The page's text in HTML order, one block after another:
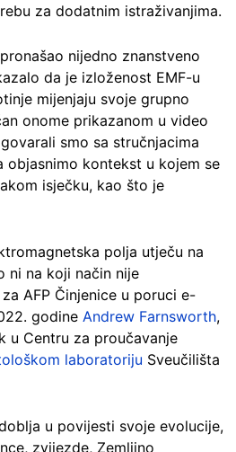
za dodatnim istraživanjima.
nijedno znanstveno
da je izloženost EMF-u
mijenjaju svoje grupno
onome prikazanom u video
smo sa stručnjacima
objasnimo kontekst u kojem se
isječku, kao što je
polja utječu na
ni na koji način nije
AFP Činjenice u poruci e-
godine Andrew Farnsworth,
u Centru za proučavanje
laboratoriju Sveučilišta
u povijesti svoje evolucije,
zvijezde, Zemljino